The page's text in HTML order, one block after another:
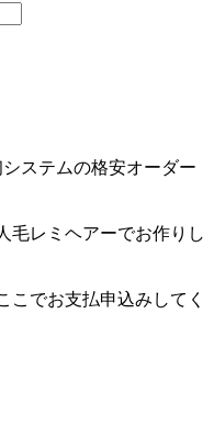
ステムの格安オーダー
毛レミヘアーでお作りし
でお支払申込みしてく